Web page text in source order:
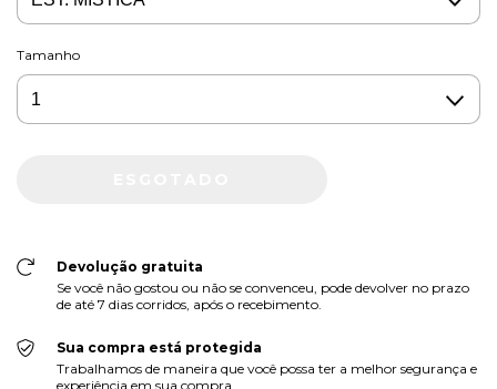
Tamanho
Devolução gratuita
Se você não gostou ou não se convenceu, pode devolver no prazo
de até 7 dias corridos, após o recebimento.
Sua compra está protegida
Trabalhamos de maneira que você possa ter a melhor segurança e
experiência em sua compra.